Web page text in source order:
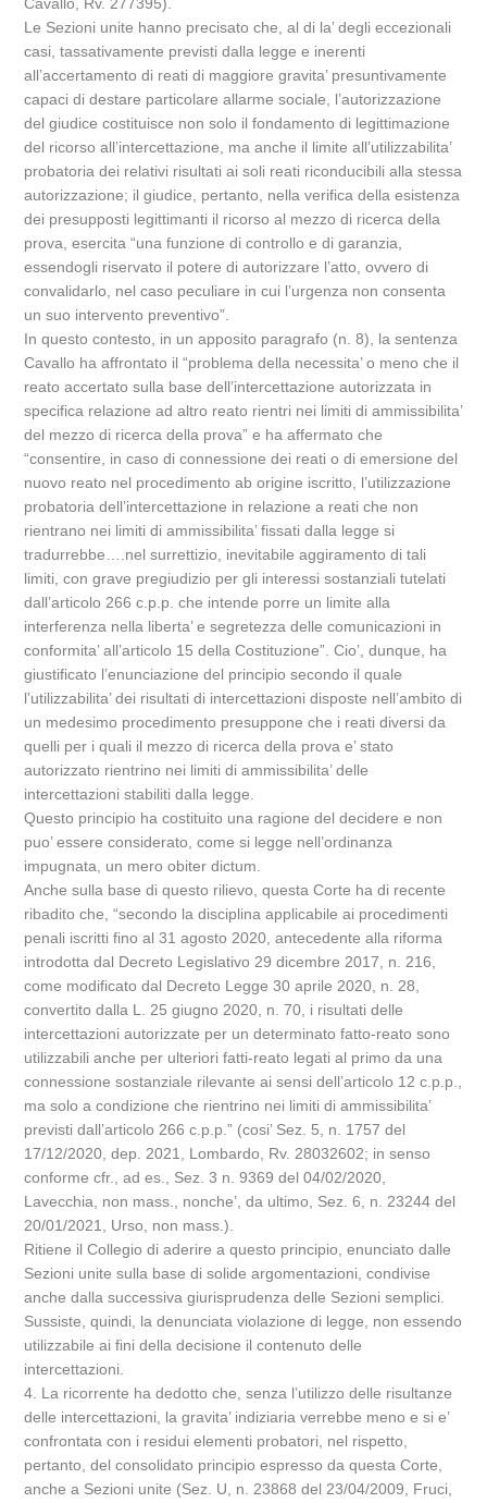
Le Sezioni unite hanno precisato che, al di la’ degli eccezionali
casi, tassativamente previsti dalla legge e inerenti
all’accertamento di reati di maggiore gravita’ presuntivamente
capaci di destare particolare allarme sociale, l’autorizzazione
del giudice costituisce non solo il fondamento di legittimazione
del ricorso all’intercettazione, ma anche il limite all’utilizzabilita’
probatoria dei relativi risultati ai soli reati riconducibili alla stessa
autorizzazione; il giudice, pertanto, nella verifica della esistenza
dei presupposti legittimanti il ricorso al mezzo di ricerca della
prova, esercita “una funzione di controllo e di garanzia,
essendogli riservato il potere di autorizzare l’atto, ovvero di
convalidarlo, nel caso peculiare in cui l’urgenza non consenta
un suo intervento preventivo”.
In questo contesto, in un apposito paragrafo (n. 8), la sentenza
Cavallo ha affrontato il “problema della necessita’ o meno che il
reato accertato sulla base dell’intercettazione autorizzata in
specifica relazione ad altro reato rientri nei limiti di ammissibilita’
del mezzo di ricerca della prova” e ha affermato che
“consentire, in caso di connessione dei reati o di emersione del
nuovo reato nel procedimento ab origine iscritto, l’utilizzazione
probatoria dell’intercettazione in relazione a reati che non
rientrano nei limiti di ammissibilita’ fissati dalla legge si
tradurrebbe….nel surrettizio, inevitabile aggiramento di tali
limiti, con grave pregiudizio per gli interessi sostanziali tutelati
dall’articolo 266 c.p.p. che intende porre un limite alla
interferenza nella liberta’ e segretezza delle comunicazioni in
conformita’ all’articolo 15 della Costituzione”. Cio’, dunque, ha
giustificato l’enunciazione del principio secondo il quale
l’utilizzabilita’ dei risultati di intercettazioni disposte nell’ambito di
un medesimo procedimento presuppone che i reati diversi da
quelli per i quali il mezzo di ricerca della prova e’ stato
autorizzato rientrino nei limiti di ammissibilita’ delle
intercettazioni stabiliti dalla legge.
Questo principio ha costituito una ragione del decidere e non
puo’ essere considerato, come si legge nell’ordinanza
impugnata, un mero obiter dictum.
Anche sulla base di questo rilievo, questa Corte ha di recente
ribadito che, “secondo la disciplina applicabile ai procedimenti
penali iscritti fino al 31 agosto 2020, antecedente alla riforma
introdotta dal Decreto Legislativo 29 dicembre 2017, n. 216,
come modificato dal Decreto Legge 30 aprile 2020, n. 28,
convertito dalla L. 25 giugno 2020, n. 70, i risultati delle
intercettazioni autorizzate per un determinato fatto-reato sono
utilizzabili anche per ulteriori fatti-reato legati al primo da una
connessione sostanziale rilevante ai sensi dell’articolo 12 c.p.p.,
ma solo a condizione che rientrino nei limiti di ammissibilita’
previsti dall’articolo 266 c.p.p.” (cosi’ Sez. 5, n. 1757 del
17/12/2020, dep. 2021, Lombardo, Rv. 28032602; in senso
conforme cfr., ad es., Sez. 3 n. 9369 del 04/02/2020,
Lavecchia, non mass., nonche’, da ultimo, Sez. 6, n. 23244 del
20/01/2021, Urso, non mass.).
Ritiene il Collegio di aderire a questo principio, enunciato dalle
Sezioni unite sulla base di solide argomentazioni, condivise
anche dalla successiva giurisprudenza delle Sezioni semplici.
Sussiste, quindi, la denunciata violazione di legge, non essendo
utilizzabile ai fini della decisione il contenuto delle
intercettazioni.
4. La ricorrente ha dedotto che, senza l’utilizzo delle risultanze
delle intercettazioni, la gravita’ indiziaria verrebbe meno e si e’
confrontata con i residui elementi probatori, nel rispetto,
pertanto, del consolidato principio espresso da questa Corte,
anche a Sezioni unite (Sez. U, n. 23868 del 23/04/2009, Fruci,